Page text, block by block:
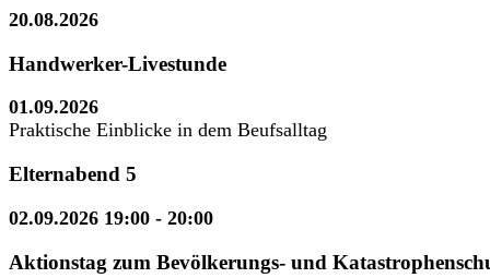
20.08.2026
Handwerker-Livestunde
01.09.2026
Praktische Einblicke in dem Beufsalltag
Elternabend 5
02.09.2026 19:00 - 20:00
Aktionstag zum Bevölkerungs- und